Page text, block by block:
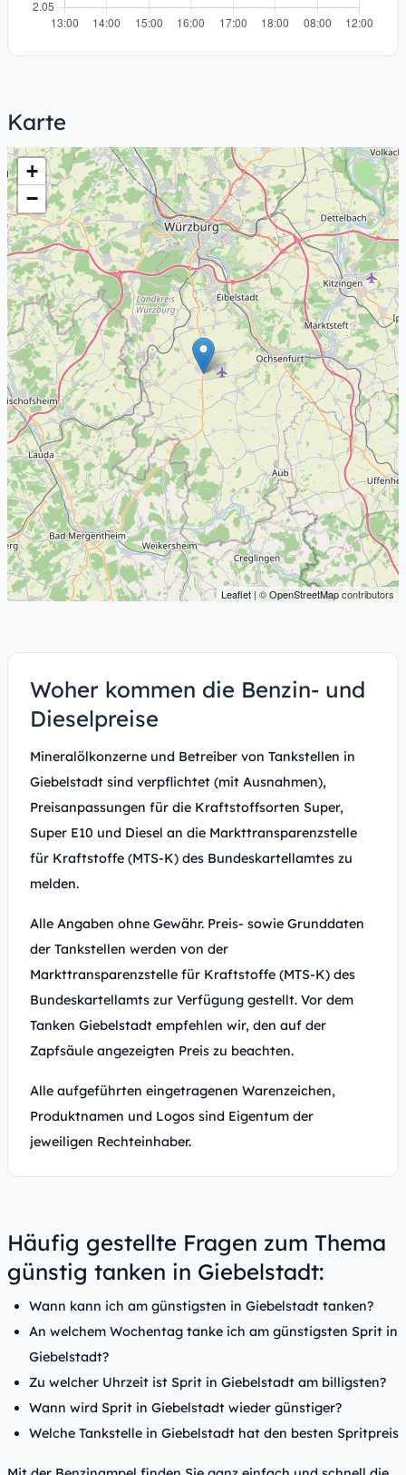
Karte
+
−
Leaflet | ©OpenStreetMapcontributors
Woher kommen die Benzin- und
Dieselpreise
Mineralölkonzerne und Betreiber von Tankstellen in
Giebelstadt sind verpflichtet (mit Ausnahmen),
Preisanpassungen für die Kraftstoffsorten Super,
Super E10 und Diesel an die Markttransparenzstelle
für Kraftstoffe (MTS-K) des Bundeskartellamtes zu
melden.
Alle Angaben ohne Gewähr. Preis- sowie Grunddaten
der Tankstellen werden von der
Markttransparenzstelle für Kraftstoffe (MTS-K) des
Bundeskartellamts zur Verfügung gestellt. Vor dem
Tanken Giebelstadt empfehlen wir, den auf der
Zapfsäule angezeigten Preis zu beachten.
Alle aufgeführten eingetragenen Warenzeichen,
Produktnamen und Logos sind Eigentum der
jeweiligen Rechteinhaber.
Häufig gestellte Fragen zum Thema
günstig tanken in Giebelstadt:
Wann kann ich am günstigsten in Giebelstadt tanken?
An welchem Wochentag tanke ich am günstigsten Sprit in
Giebelstadt?
Zu welcher Uhrzeit ist Sprit in Giebelstadt am billigsten?
Wann wird Sprit in Giebelstadt wieder günstiger?
Welche Tankstelle in Giebelstadt hat den besten Spritpreis